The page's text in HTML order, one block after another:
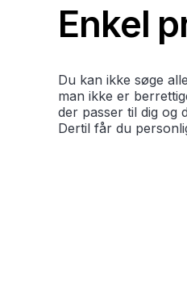
Enkel
Du kan ikke søge
man ikke er
der passer til dig og
Dertil får du